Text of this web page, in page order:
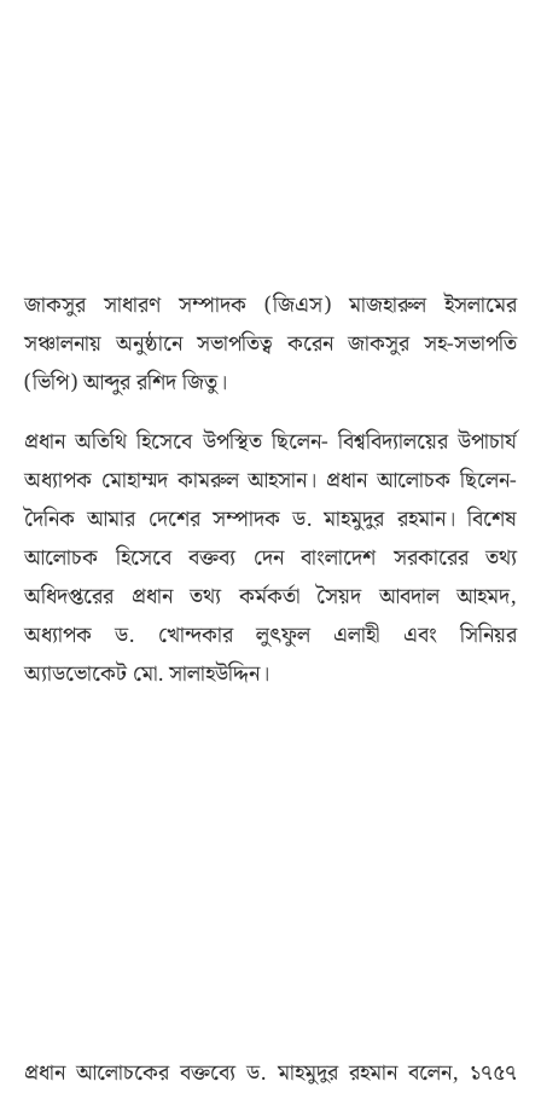
জাকসুর সাধারণ সম্পাদক (জিএস) মাজহারুল ইসলামের
সঞ্চালনায় অনুষ্ঠানে সভাপতিত্ব করেন জাকসুর সহ-সভাপতি
(ভিপি) আব্দুর রশিদ জিতু।
প্রধান অতিথি হিসেবে উপস্থিত ছিলেন- বিশ্ববিদ্যালয়ের উপাচার্য
অধ্যাপক মোহাম্মদ কামরুল আহসান। প্রধান আলোচক ছিলেন-
দৈনিক আমার দেশের সম্পাদক ড. মাহমুদুর রহমান। বিশেষ
আলোচক হিসেবে বক্তব্য দেন বাংলাদেশ সরকারের তথ্য
অধিদপ্তরের প্রধান তথ্য কর্মকর্তা সৈয়দ আবদাল আহমদ,
অধ্যাপক ড. খোন্দকার লুৎফুল এলাহী এবং সিনিয়র
অ্যাডভোকেট মো. সালাহউদ্দিন।
প্রধান আলোচকের বক্তব্যে ড. মাহমুদুর রহমান বলেন, ১৭৫৭